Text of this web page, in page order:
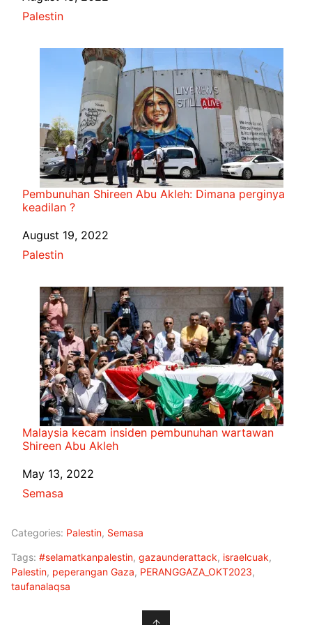
In relation to
Palestin
Pembunuhan Shireen Abu Akleh: Dimana perginya
keadilan ?
Date
August 19, 2022
In relation to
Palestin
Malaysia kecam insiden pembunuhan wartawan
Shireen Abu Akleh
Date
May 13, 2022
In relation to
Semasa
Categories: Palestin, Semasa
Tags: #selamatkanpalestin, gazaunderattack, israelcuak,
Palestin, peperangan Gaza, PERANGGAZA_OKT2023,
taufanalaqsa